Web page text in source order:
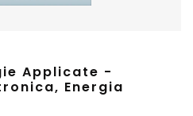
Applicate -
Energia